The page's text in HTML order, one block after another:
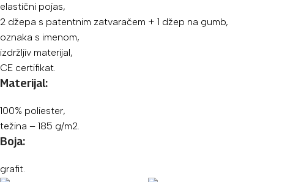
elastični pojas,
2 džepa s patentnim zatvaračem + 1 džep na gumb,
oznaka s imenom,
izdržljiv materijal,
CE certifikat.
Materijal:
100% poliester,
težina – 185 g/m2.
Boja:
grafit.